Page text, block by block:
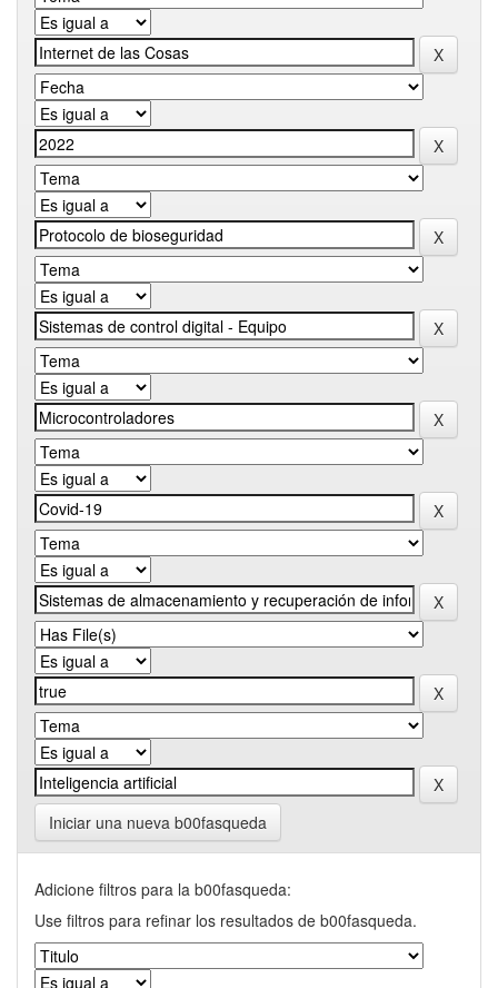
Iniciar una nueva b00fasqueda
Adicione filtros para la b00fasqueda:
Use filtros para refinar los resultados de b00fasqueda.